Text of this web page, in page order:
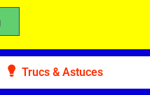
Trucs & Astuces